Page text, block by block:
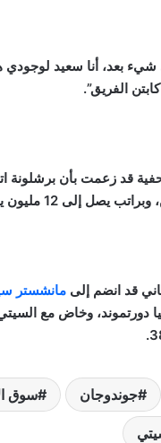
شيء بعد، أنا سعيد
الفريق”.
قد زعمت بأن برشلونة
إلى 12 مليون يورو سنوياً.
قد انضم إلى مانشستر
جوندوجان سوق